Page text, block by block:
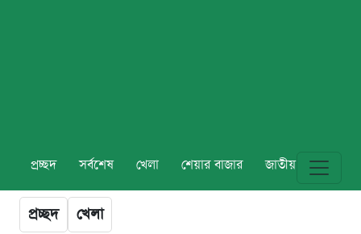
প্রচ্ছদ সর্বশেষ খেলা শেয়ার বাজার জাতীয় বিশ্ব
প্রচ্ছদ খেলা